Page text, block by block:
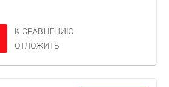
К СРАВНЕНИЮ
ОТЛОЖИТЬ